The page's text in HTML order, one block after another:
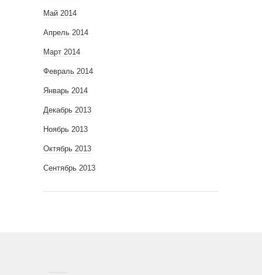
Май 2014
Апрель 2014
Март 2014
Февраль 2014
Январь 2014
Декабрь 2013
Ноябрь 2013
Октябрь 2013
Сентябрь 2013